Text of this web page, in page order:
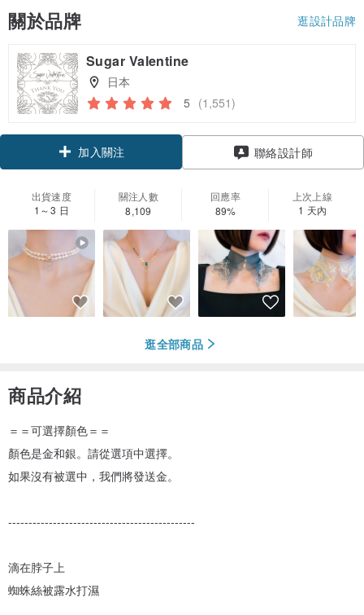
關於品牌 逛設計品牌
Sugar Valentine
日本
5 (1,551)
加入關注 聯絡設計師
出貨速度
1～3 日
關注人數
8,109
回應率
89%
上次上線
1 天內
逛全部商品
商品介紹
＝＝可選擇顏色＝＝
顏色是金和銀。請從選項中選擇。
如果沒有被選中，我們將發送金。
----------------------------------------------
滴在脖子上
蜘蛛絲被露水打濕